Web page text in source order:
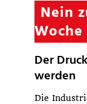
Nein
Woche
Der
werden
Die